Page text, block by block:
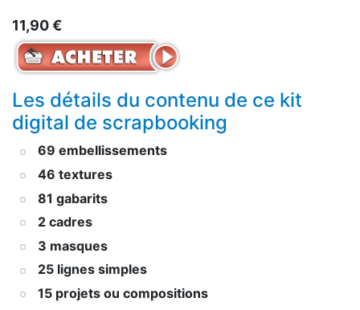
11,90 €
Les détails du contenu de ce kit
digital de scrapbooking
69 embellissements
46 textures
81 gabarits
2 cadres
3 masques
25 lignes simples
15 projets ou compositions